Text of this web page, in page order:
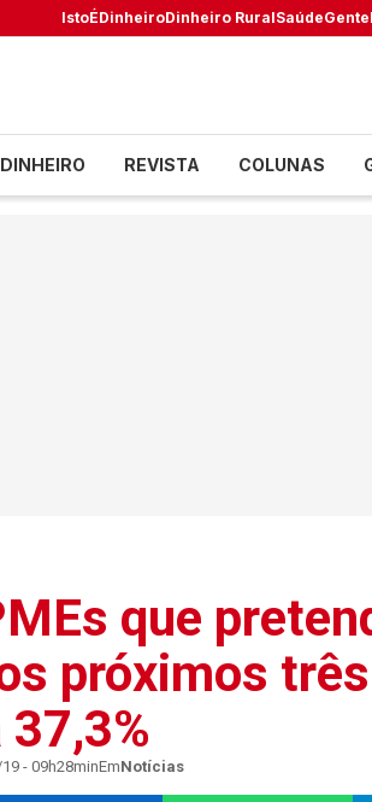
IstoÉDinheiroDinheiro RuralSaúdeGente
DINHEIRO REVISTA COLUNAS
que
próximos
- 09h28minEmNotícias